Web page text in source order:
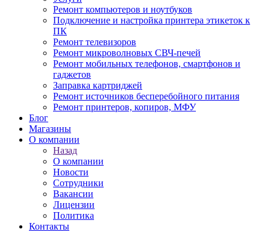
Ремонт компьютеров и ноутбуков
Подключение и настройка принтера этикеток к
ПК
Ремонт телевизоров
Ремонт микроволновых СВЧ-печей
Ремонт мобильных телефонов, смартфонов и
гаджетов
Заправка картриджей
Ремонт источников бесперебойного питания
Ремонт принтеров, копиров, МФУ
Блог
Магазины
О компании
Назад
О компании
Новости
Сотрудники
Вакансии
Лицензии
Политика
Контакты